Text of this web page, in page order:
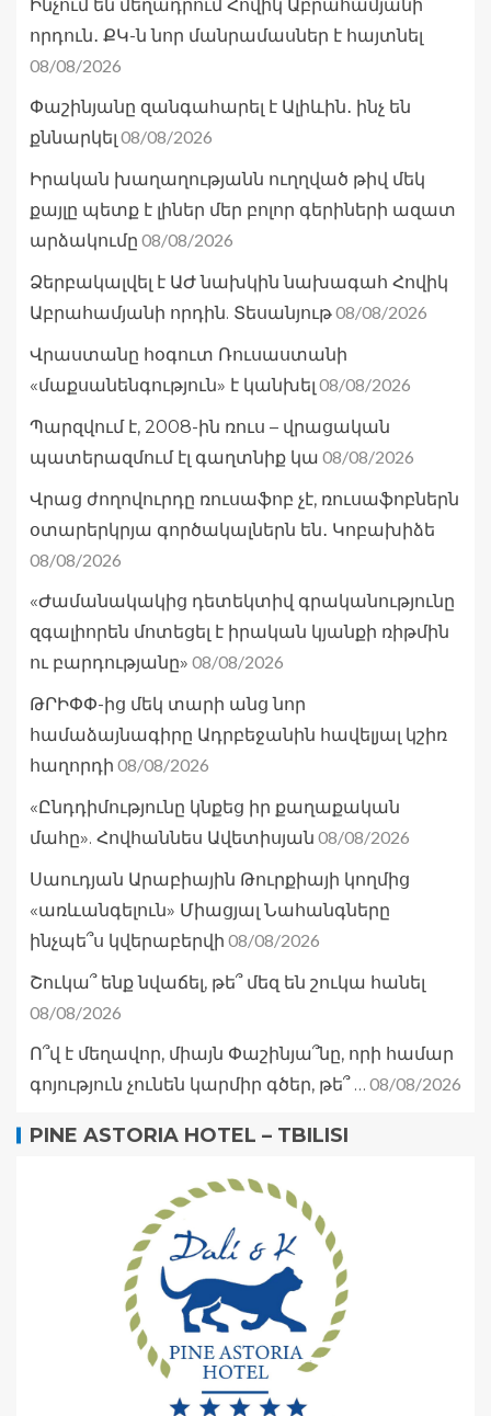
Ինչում են մեղադրում Հովիկ Աբրահամյանի
որդուն․ ՔԿ-ն նոր մանրամասներ է հայտնել
08/08/2026
Փաշինյանը զանգահարել է Ալիևին․ ինչ են
քննարկել 08/08/2026
Իրական խաղաղությանն ուղղված թիվ մեկ
քայլը պետք է լիներ մեր բոլոր գերիների ազատ
արձակումը 08/08/2026
Ձերբակալվել է ԱԺ նախկին նախագահ Հովիկ
Աբրահամյանի որդին. Տեսանյութ08/08/2026
Վրաստանը հօգուտ Ռուսաստանի
«մաքսանենգություն» է կանխել 08/08/2026
Պարզվում է, 2008-ին ռուս – վրացական
պատերազմում էլ գաղտնիք կա 08/08/2026
Վրաց ժողովուրդը ռուսաֆոբ չէ, ռուսաֆոբներն
օտարերկրյա գործակալներն են․ Կոբախիձե
08/08/2026
«Ժամանակակից դետեկտիվ գրականությունը
զգալիորեն մոտեցել է իրական կյանքի ռիթմին
ու բարդությանը» 08/08/2026
ԹՐԻՓՓ-ից մեկ տարի անց նոր
համաձայնագիրը Ադրբեջանին հավելյալ կշիռ
հաղորդի 08/08/2026
«Ընդդիմությունը կնքեց իր քաղաքական
մահը». Հովհաննես Ավետիսյան 08/08/2026
Սաուդյան Արաբիային Թուրքիայի կողմից
«առևանգելուն» Միացյալ Նահանգները
ինչպե՞ս կվերաբերվի 08/08/2026
Շուկա՞ ենք նվաճել, թե՞ մեզ են շուկա հանել
08/08/2026
Ո՞վ է մեղավոր, միայն Փաշինյա՞նը, որի համար
գոյություն չունեն կարմիր գծեր, թե՞ … 08/08/2026
PINE ASTORIA HOTEL – TBILISI